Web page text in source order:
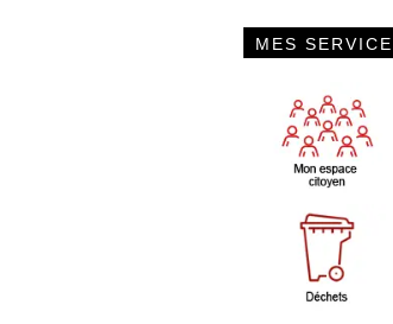
MES